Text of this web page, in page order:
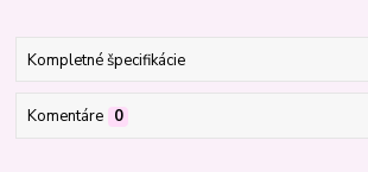
Kompletné špecifikácie
Komentáre 0